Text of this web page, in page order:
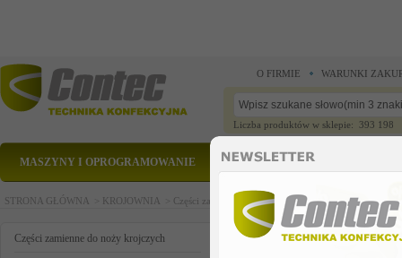
O FIRMIE WARUNKI
Liczba produktów w sklepie: 393 198
MASZYNY I OPROGRAMOWANIE CZĘŚCI ZAMIENNE
STRONA GŁÓWNA > KROJOWNIA > Części zamienne do noży krojczych >Części
Części zamienne do noży krojczych rekojesc maszynki